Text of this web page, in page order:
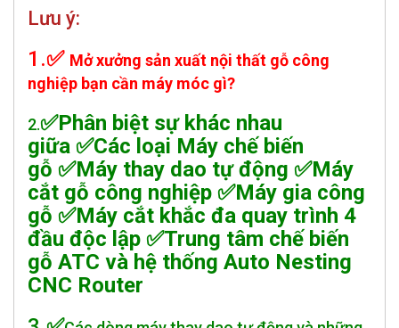
Lưu ý:
​1.✅ Mở xưởng sản xuất nội thất gỗ công
nghiệp bạn cần máy móc gì?
2.✅Phân biệt sự khác nhau
giữa ✅Các loại Máy chế biến
gỗ ✅Máy thay dao tự động ✅Máy
cắt gỗ công nghiệp ✅Máy gia công
gỗ ✅Máy cắt khắc đa quay trình 4
đầu độc lập ✅Trung tâm chế biến
gỗ ATC và hệ thống Auto Nesting
CNC Router